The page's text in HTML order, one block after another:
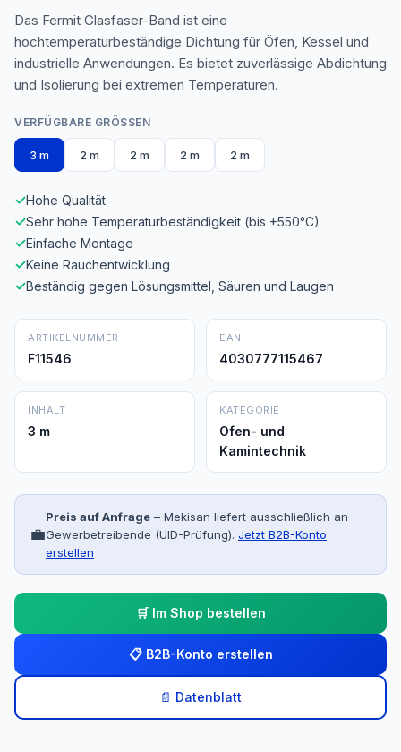
Das Fermit Glasfaser-Band ist eine
hochtemperaturbeständige Dichtung für Öfen, Kessel und
industrielle Anwendungen. Es bietet zuverlässige Abdichtung
und Isolierung bei extremen Temperaturen.
VERFÜGBARE GRÖSSEN
3 m 2 m 2 m 2 m 2 m
✓Hohe Qualität
✓Sehr hohe Temperaturbeständigkeit (bis +550°C)
✓Einfache Montage
✓Keine Rauchentwicklung
✓Beständig gegen Lösungsmittel, Säuren und Laugen
ARTIKELNUMMER
F11546
EAN
4030777115467
INHALT
3 m
KATEGORIE
Ofen- und
Kamintechnik
💼
Preis auf Anfrage – Mekisan liefert ausschließlich an
Gewerbetreibende (UID-Prüfung). Jetzt B2B-Konto
erstellen
🛒 Im Shop bestellen
📋 B2B-Konto erstellen
📄 Datenblatt